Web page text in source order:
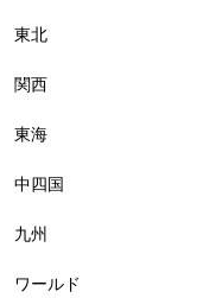
東北
関西
東海
中四国
九州
ワールド